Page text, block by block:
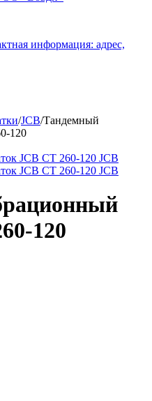
информация: адрес,
/JCB/Тандемный
120
120